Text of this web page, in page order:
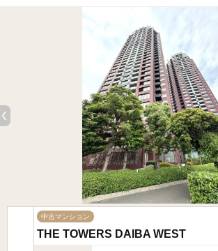
中古マンション
THE TOWERS DAIBA WEST